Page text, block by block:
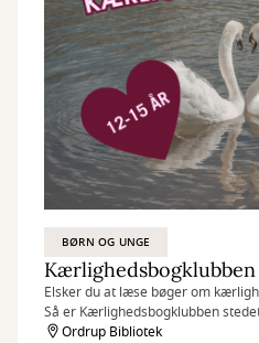
BØRN OG UNGE
Kærlighedsbogklubben
Elsker du at læse bøger om
Så er Kærlighedsbogklubben
Ordrup Bibliotek